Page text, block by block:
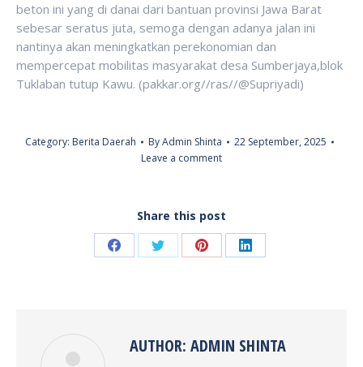
beton ini yang di danai dari bantuan provinsi Jawa Barat
sebesar seratus juta, semoga dengan adanya jalan ini
nantinya akan meningkatkan perekonomian dan
mempercepat mobilitas masyarakat desa Sumberjaya,blok
Tuklaban tutup Kawu. (pakkar.org//ras//@Supriyadi)
Category: Berita Daerah ByAdmin Shinta
22 September, 2025
Leave a comment
Share this post
Share Share Share Share
AUTHOR: ADMIN SHINTA